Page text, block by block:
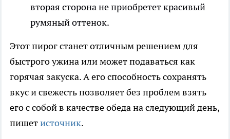
вторая сторона не приобретет красивый
румяный оттенок.
Этот пирог станет отличным решением для
быстрого ужина или может подаваться как
горячая закуска. А его способность сохранять
вкус и свежесть позволяет без проблем взять
его с собой в качестве обеда на следующий день,
пишетисточник.